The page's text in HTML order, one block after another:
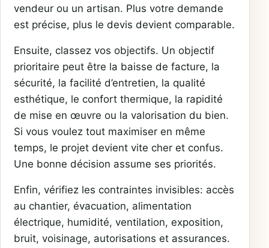
vendeur ou un artisan. Plus votre demande
est précise, plus le devis devient comparable.
Ensuite, classez vos objectifs. Un objectif
prioritaire peut être la baisse de facture, la
sécurité, la facilité d’entretien, la qualité
esthétique, le confort thermique, la rapidité
de mise en œuvre ou la valorisation du bien.
Si vous voulez tout maximiser en même
temps, le projet devient vite cher et confus.
Une bonne décision assume ses priorités.
Enfin, vérifiez les contraintes invisibles: accès
au chantier, évacuation, alimentation
électrique, humidité, ventilation, exposition,
bruit, voisinage, autorisations et assurances.